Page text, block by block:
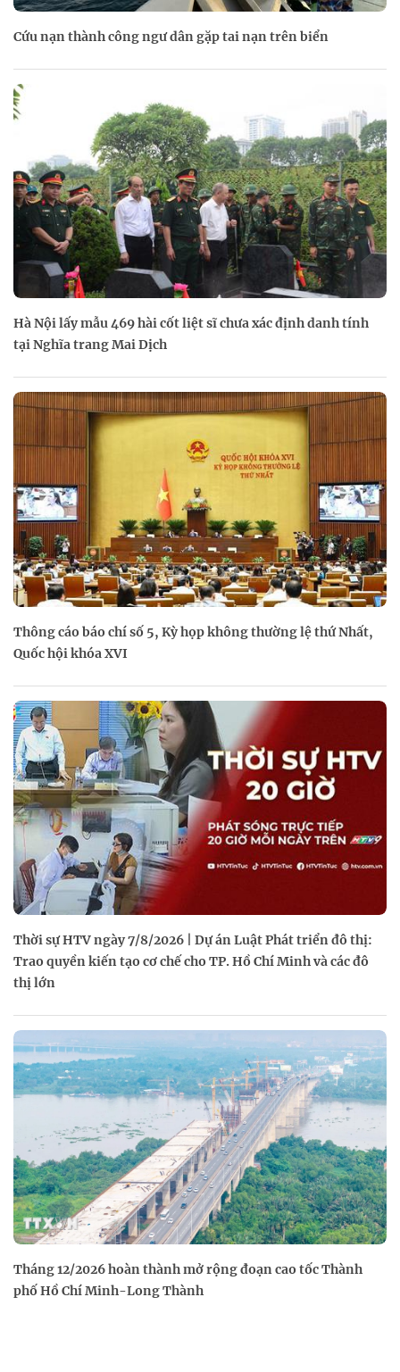
Cứu nạn thành công ngư dân gặp tai nạn trên biển
Hà Nội lấy mẫu 469 hài cốt liệt sĩ chưa xác định danh tính
tại Nghĩa trang Mai Dịch
Thông cáo báo chí số 5, Kỳ họp không thường lệ thứ Nhất,
Quốc hội khóa XVI
Thời sự HTV ngày 7/8/2026 | Dự án Luật Phát triển đô thị:
Trao quyền kiến tạo cơ chế cho TP. Hồ Chí Minh và các đô
thị lớn
Tháng 12/2026 hoàn thành mở rộng đoạn cao tốc Thành
phố Hồ Chí Minh-Long Thành